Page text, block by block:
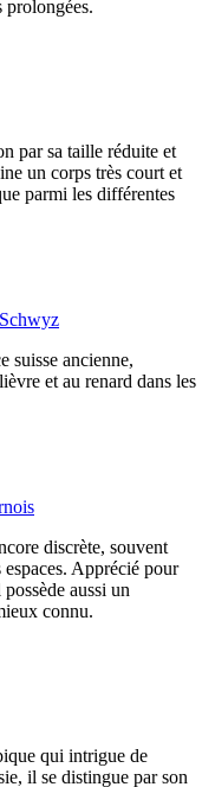
prolongées.
par sa taille réduite et
un corps très court et
parmi les différentes
suisse ancienne,
et au renard dans les
discrète, souvent
Apprécié pour
aussi un
connu.
qui intrigue de
il se distingue par son